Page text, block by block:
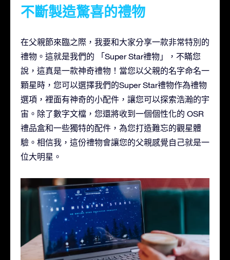
不斷製造驚喜的禮物
在父親節來臨之際，我要和大家分享一款非常特別的
禮物。這就是我們的 「Super Star禮物」，不瞞您
說，這真是一款神奇禮物！當您以父親的名字命名一
顆星時，您可以選擇我們的Super Star禮物作為禮物
選項，裡面有神奇的小配件，讓您可以探索浩瀚的宇
宙。除了數字文檔，您還將收到一個個性化的 OSR
禮品盒和一些獨特的配件，為您打造難忘的觀星體
驗。相信我，這份禮物會讓您的父親感覺自己就是一
位大明星。